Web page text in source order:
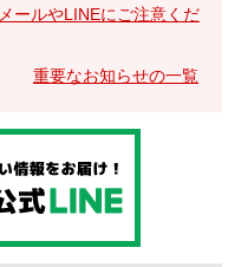
ールやLINEにご注意くだ
重要なお知らせの一覧